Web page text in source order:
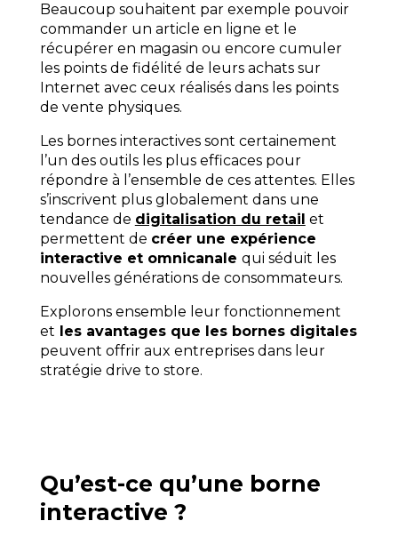
Beaucoup souhaitent par exemple pouvoir
commander un article en ligne et le
récupérer en magasin ou encore cumuler
les points de fidélité de leurs achats sur
Internet avec ceux réalisés dans les points
de vente physiques.
Les bornes interactives sont certainement
l’un des outils les plus efficaces pour
répondre à l’ensemble de ces attentes. Elles
s’inscrivent plus globalement dans une
tendance de digitalisation du retail et
permettent de créer une expérience
interactive et omnicanale qui séduit les
nouvelles générations de consommateurs.
Explorons ensemble leur fonctionnement
et les avantages que les bornes digitales
peuvent offrir aux entreprises dans leur
stratégie drive to store.
Qu’est-ce qu’une borne
interactive ?